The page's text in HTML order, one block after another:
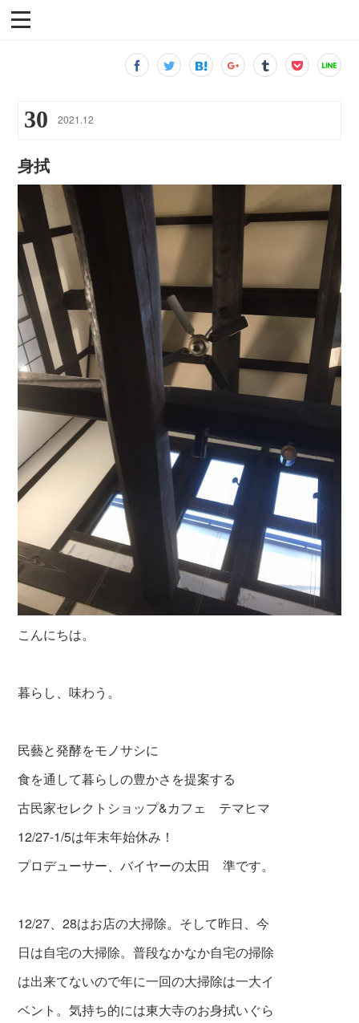
30 2021 .12
身拭
こんにちは。
暮らし、味わう。
民藝と発酵をモノサシに
食を通して暮らしの豊かさを提案する
古民家セレクトショップ&カフェ テマヒマ
12/27-1/5は年末年始休み！
プロデューサー、バイヤーの太田 準です。
12/27、28はお店の大掃除。そして昨日、今
日は自宅の大掃除。普段なかなか自宅の掃除
は出来てないので年に一回の大掃除は一大イ
ベント。気持ち的には東大寺のお身拭いぐら